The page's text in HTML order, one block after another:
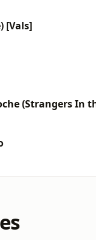
[Vals]
(Strangers In